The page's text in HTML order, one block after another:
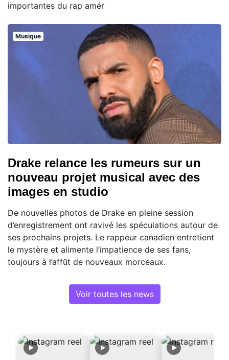
importantes du rap amér
Musique
Drake relance les rumeurs sur un
nouveau projet musical avec des
images en studio
De nouvelles photos de Drake en pleine session
d’enregistrement ont ravivé les spéculations autour de
ses prochains projets. Le rappeur canadien entretient
le mystère et alimente l’impatience de ses fans,
toujours à l’affût de nouveaux morceaux.
Voir toutes les news